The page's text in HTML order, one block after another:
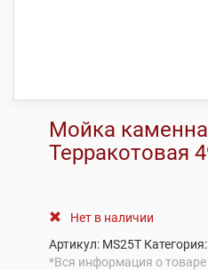
Мойка
Терракотовая
Нет в наличии
Артикул: MS25T Категория:
*Вся информация о